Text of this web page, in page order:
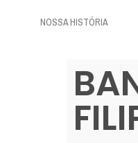
NOSSA HISTÓRIA